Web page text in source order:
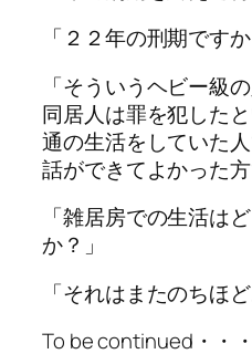
「２２年の刑期です
「そういうヘビー級
同居人は罪を犯した
通の生活をしていた
話ができてよかった方
「雑居房での生活は
か？」
「それはまたのちほ
To be continued・・・